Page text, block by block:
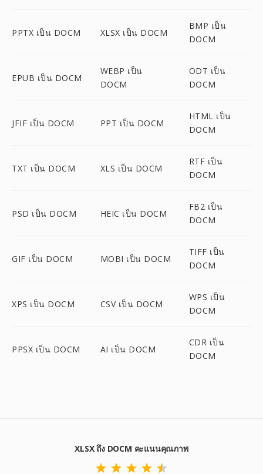
PPTX เป็น DOCM XLSX เป็น DOCM
BMP เป็น
DOCM
EPUB เป็น DOCM
WEBP เป็น
DOCM
ODT เป็น
DOCM
JFIF เป็น DOCM PPT เป็น DOCM
HTML เป็น
DOCM
TXT เป็น DOCM XLS เป็น DOCM
RTF เป็น
DOCM
PSD เป็น DOCM HEIC เป็น DOCM
FB2 เป็น
DOCM
GIF เป็น DOCM MOBI เป็น DOCM
TIFF เป็น
DOCM
XPS เป็น DOCM CSV เป็น DOCM
WPS เป็น
DOCM
PPSX เป็น DOCM AI เป็น DOCM
CDR เป็น
DOCM
XLSX ถึง DOCM คะแนนคุณภาพ